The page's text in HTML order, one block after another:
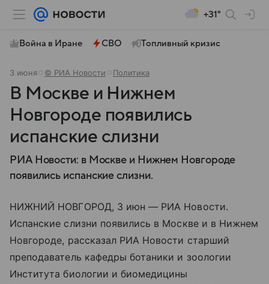
+31°
Война в Иране СВО Топливный кризис
3 июня © РИА Новости Политика
В Москве и Нижнем
Новгороде появились
испанские слизни
РИА Новости: в Москве и Нижнем Новгороде
появились испанские слизни.
НИЖНИЙ НОВГОРОД, 3 июн — РИА Новости.
Испанские слизни появились в Москве и в Нижнем
Новгороде, рассказал РИА Новости старший
преподаватель кафедры ботаники и зоологии
Института биологии и биомедицины